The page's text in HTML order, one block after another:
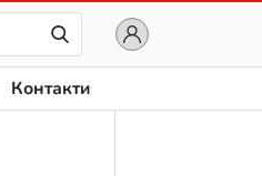
Контакти